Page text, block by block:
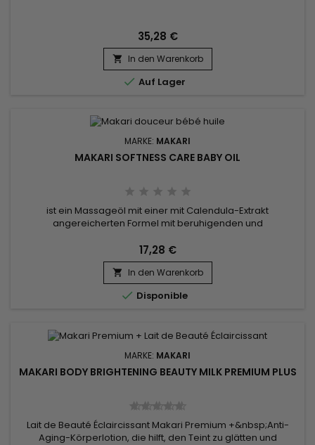
35,28 €
 In den Warenkorb
 Auf Lager
MARKE: MAKARI
MAKARI SOFTNESS CARE BABY OIL
ist ein Massageöl mit einer mit Calendula-Extrakt
angereicherten Formel mit beruhigenden und
die empfindliche Babyhaut mit Nährstoffen und Feuchtigkeit
versorgt.&nbsp; Die rutschige, nicht fettende Textur des
Massageöls hinterlässt keinen klebrigen Effekt auf der Haut.
17,28 €
 In den Warenkorb
 Disponible
MARKE: MAKARI
MAKARI BODY BRIGHTENING BEAUTY MILK PREMIUM PLUS
Lait de Beauté Éclaircissant Makari Premium +&nbsp;Anti-
Aging-Körperlotion, die hilft, den Teint zu glätten und